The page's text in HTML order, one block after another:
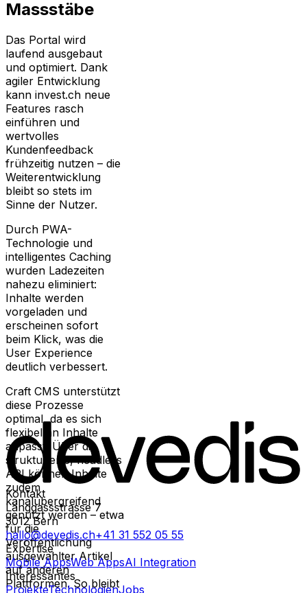
Massstäbe
Das Portal wird
laufend ausgebaut
und optimiert. Dank
agiler Entwicklung
kann invest.ch neue
Features rasch
einführen und
wertvolles
Kundenfeedback
frühzeitig nutzen – die
Weiterentwicklung
bleibt so stets im
Sinne der Nutzer.
Durch PWA-
Technologie und
intelligentes Caching
wurden Ladezeiten
nahezu eliminiert:
Inhalte werden
vorgeladen und
erscheinen sofort
beim Klick, was die
User Experience
deutlich verbessert.
Craft CMS unterstützt
diese Prozesse
optimal, da es sich
flexibel an Inhalte
anpasst. Über die
strukturierte, headless
API können Inhalte
zudem
kanalübergreifend
genutzt werden – etwa
für die
Veröffentlichung
ausgewählter Artikel
auf anderen
Plattformen. So bleibt
Kontakt
Länggassstrasse 7
3012 Bern
hallo@devedis.ch+41 31 552 05 55
Expertise
Mobile AppsWeb AppsAI Integration
Interessantes
ProjekteTechnologienJobs